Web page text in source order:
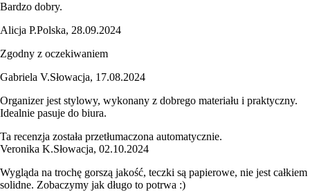
Bardzo dobry.
Alicja P.Polska, 28.09.2024
Zgodny z oczekiwaniem
Gabriela V.Słowacja, 17.08.2024
Organizer jest stylowy, wykonany z dobrego materiału i praktyczny.
Idealnie pasuje do biura.
Ta recenzja została przetłumaczona automatycznie.
Veronika K.Słowacja, 02.10.2024
Wygląda na trochę gorszą jakość, teczki są papierowe, nie jest całkiem
solidne. Zobaczymy jak długo to potrwa :)